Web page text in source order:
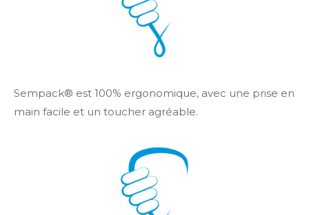
Sempack® est 100% ergonomique, avec une prise en
main facile et un toucher agréable.